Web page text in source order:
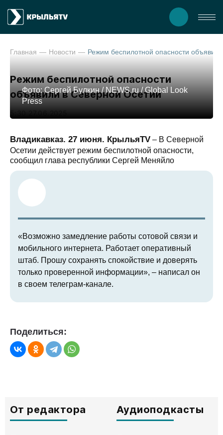
Главная Новости
Режим беспилотной опасности
объявили в Северной Осетии
5:30 27.06.2025
Фото: Сергей Булкин / NEWS.ru / Global Look
Press
Владикавказ. 27 июня. КрыльяTV – В Северной
Осетии действует режим беспилотной опасности,
сообщил глава республики Сергей Меняйло
«Возможно замедление работы сотовой связи и
мобильного интернета. Работает оперативный
штаб. Прошу сохранять спокойствие и доверять
только проверенной информации», – написал он
в своем телеграм-канале.
Поделиться:
От редактора Аудиоподкасты